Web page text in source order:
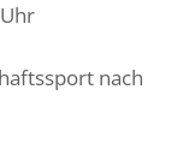
nach